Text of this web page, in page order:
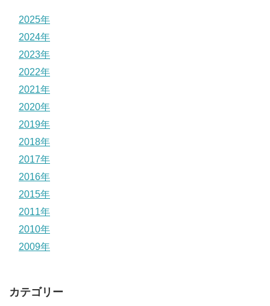
2025年
2024年
2023年
2022年
2021年
2020年
2019年
2018年
2017年
2016年
2015年
2011年
2010年
2009年
カテゴリー